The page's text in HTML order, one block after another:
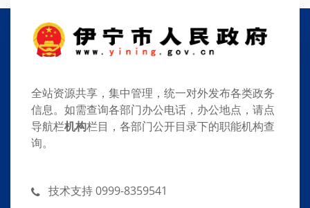
全站资源共享，集中管理，统一对外发布各类政务
信息。如需查询各部门办公电话，办公地点，请点
导航栏机构栏目，各部门公开目录下的职能机构查
询。
技术支持 0999-8359541